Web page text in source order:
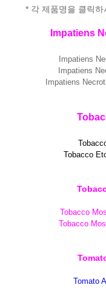
* 각 제품명을 클릭
Impatiens
Impatiens
Impatiens
Impatiens
Tobacco
Tobacco
Tobacco
Tomato